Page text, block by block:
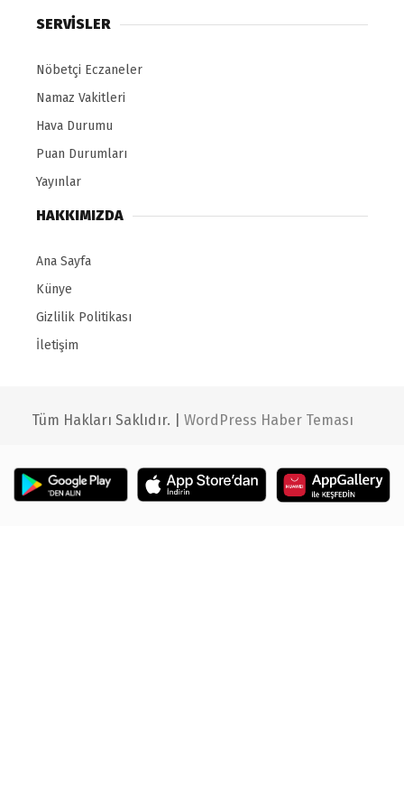
SERVİSLER
Nöbetçi Eczaneler
Namaz Vakitleri
Hava Durumu
Puan Durumları
Yayınlar
HAKKIMIZDA
Ana Sayfa
Künye
Gizlilik Politikası
İletişim
Tüm Hakları Saklıdır. | WordPress Haber Teması